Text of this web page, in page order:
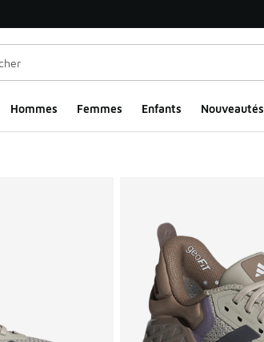
Hommes​ Femmes Enfants Nouveautés